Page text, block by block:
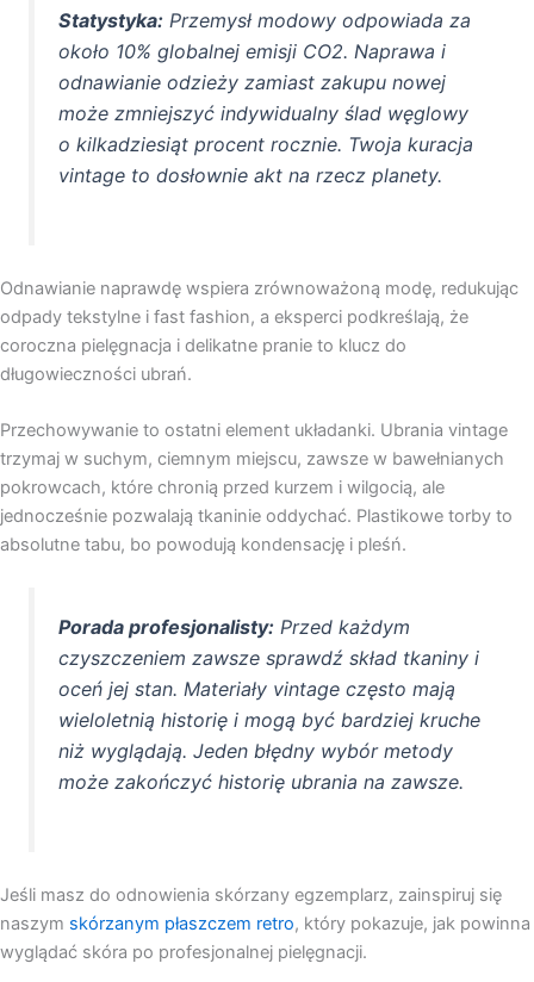
Statystyka: Przemysł modowy odpowiada za
około 10% globalnej emisji CO2. Naprawa i
odnawianie odzieży zamiast zakupu nowej
może zmniejszyć indywidualny ślad węglowy
o kilkadziesiąt procent rocznie. Twoja kuracja
vintage to dosłownie akt na rzecz planety.
Odnawianie naprawdę wspiera zrównoważoną modę, redukując
odpady tekstylne i fast fashion, a eksperci podkreślają, że
coroczna pielęgnacja i delikatne pranie to klucz do
długowieczności ubrań.
Przechowywanie to ostatni element układanki. Ubrania vintage
trzymaj w suchym, ciemnym miejscu, zawsze w bawełnianych
pokrowcach, które chronią przed kurzem i wilgocią, ale
jednocześnie pozwalają tkaninie oddychać. Plastikowe torby to
absolutne tabu, bo powodują kondensację i pleśń.
Porada profesjonalisty: Przed każdym
czyszczeniem zawsze sprawdź skład tkaniny i
oceń jej stan. Materiały vintage często mają
wieloletnią historię i mogą być bardziej kruche
niż wyglądają. Jeden błędny wybór metody
może zakończyć historię ubrania na zawsze.
Jeśli masz do odnowienia skórzany egzemplarz, zainspiruj się
naszym skórzanym płaszczem retro, który pokazuje, jak powinna
wyglądać skóra po profesjonalnej pielęgnacji.